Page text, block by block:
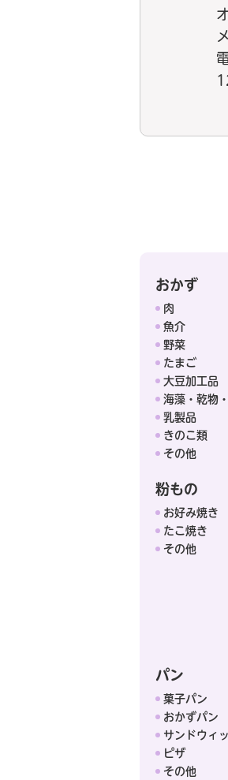
おかず
肉
魚介
野菜
たまご
大豆加工品
海藻・乾物
乳製品
きのこ類
その他
粉もの
お好み焼き
たこ焼き
その他
パン
菓子パン
おかずパン
サンドウィ
ピザ
その他